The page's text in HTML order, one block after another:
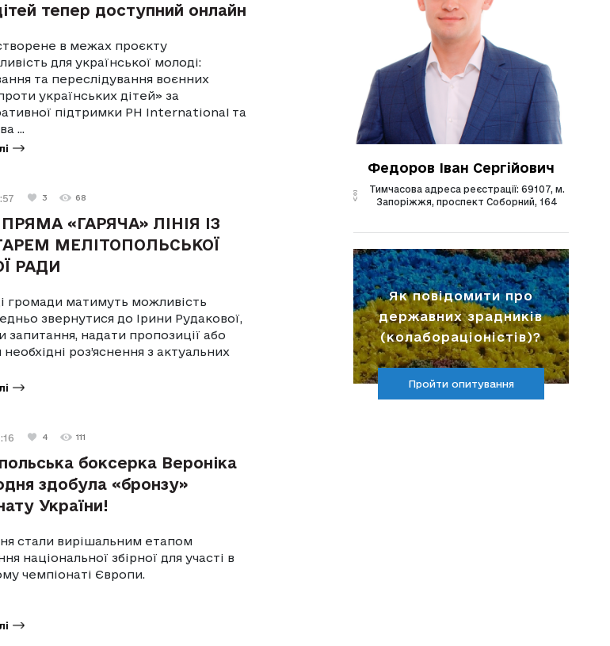
тепер доступний онлайн
в межах проєкту
для української молоді:
та переслідування воєнних
українських дітей» за
підтримки PH International та
...
3 68
«ГАРЯЧА» ЛІНІЯ ІЗ
МЕЛІТОПОЛЬСЬКОЇ
РАДИ
громади матимуть можливість
звернутися до Ірини Рудакової,
запитання, надати пропозиції або
роз’яснення з актуальних
4 111
боксерка Вероніка
здобула «бронзу»
України!
стали вирішальним етапом
національної збірної для участі в
чемпіонаті Європи.
Федоров Іван Сергійович
Тимчасова адреса реєстрації: 69107, м.
Запоріжжя, проспект Соборний, 164
Як повідомити про
державних зрадників
(колабораціоністів)?
Пройти опитування